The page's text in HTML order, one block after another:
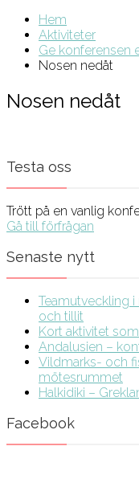
Hem
Aktiviteter
Ge konferensen
Nosen nedåt
Nosen nedåt
Testa oss
Trött på en vanlig
Gå till förfrågan
Senaste nytt
Teamutveckling i
och tillit
Kort aktivitet
Andalusien –
Vildmarks- och
mötesrummet
Halkidiki –
Facebook